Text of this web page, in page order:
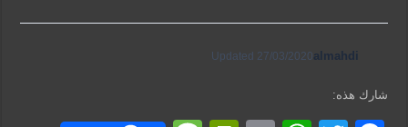
almahdi
Updated 27/03/2020
شارك هذه: